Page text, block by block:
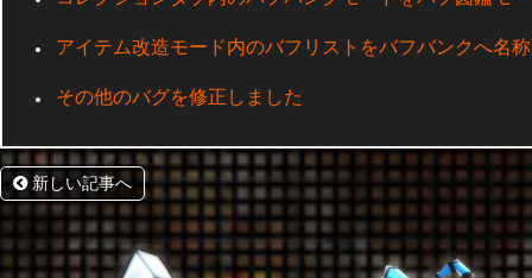
アイテム改造モード内のバフリストをバフバンクへ名
その他のバグを修正しました
新しい記事へ